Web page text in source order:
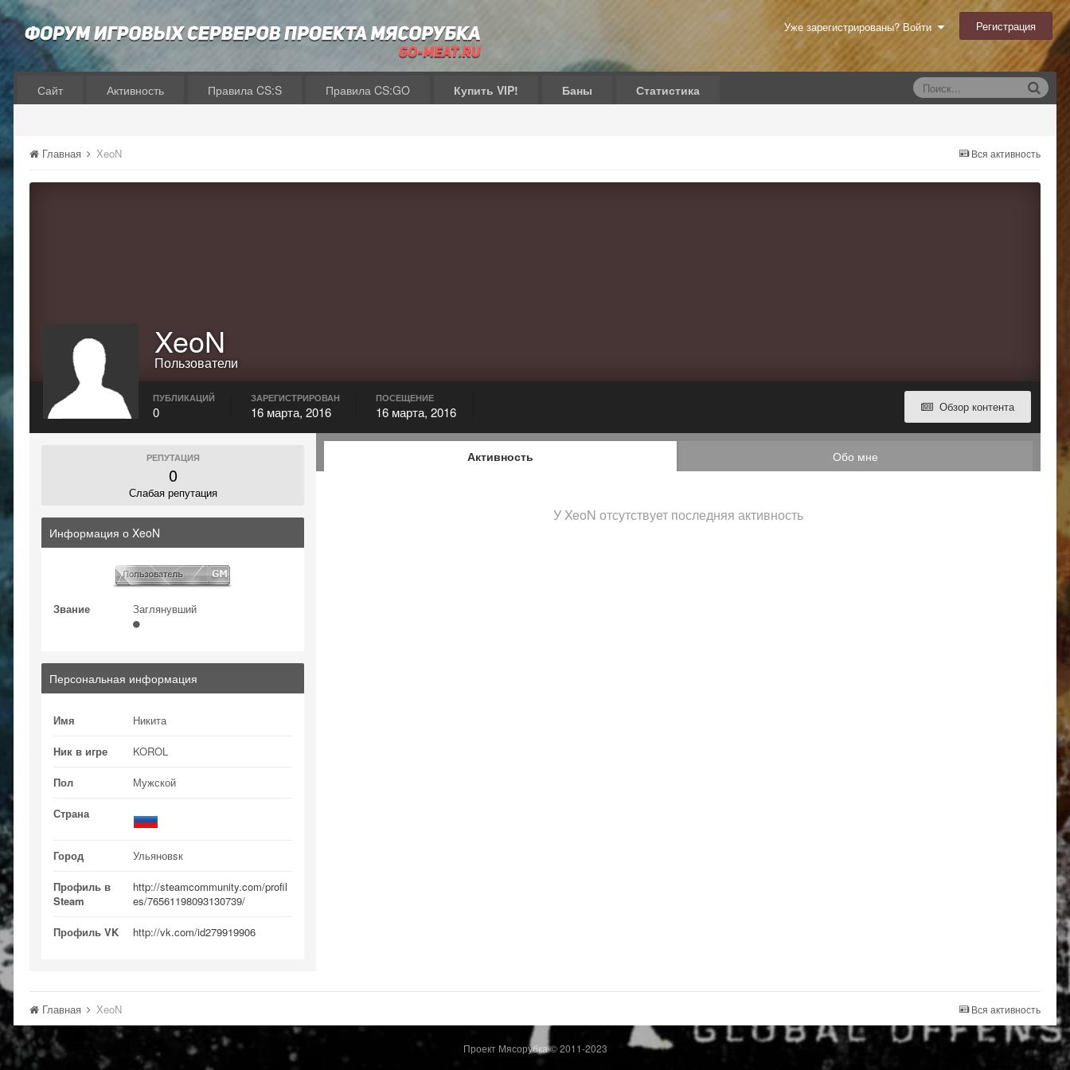
Уже зарегистрированы? Войти Регистрация
Сайт Активность Правила CS:S Правила CS:GO Купить VIP! Баны Статистика
Вся активность
Главная XeoN
XeoN
Пользователи
Обзор контента
ПУБЛИКАЦИЙ
0
ЗАРЕГИСТРИРОВАН
16 марта, 2016
ПОСЕЩЕНИЕ
16 марта, 2016
РЕПУТАЦИЯ
0
Слабая репутация
Информация о XeoN
Звание Заглянувший
Персональная информация
Имя Никита
Ник в игре KOROL
Пол Мужской
Страна
Город Ульяновsк
Профиль в
Steam
http://steamcommunity.com/profil
es/76561198093130739/
Профиль VK http://vk.com/id279919906
Активность Обо мне
У XeoN отсутствует последняя активность
Вся активность
Главная XeoN
Проект Мясорубка © 2011-2023